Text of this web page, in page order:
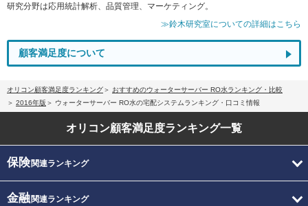
研究分野は応用統計解析、品質管理、マーケティング。
≫鈴木研究室についての詳細はこちら
顧客満足度について
オリコン顧客満足度ランキング
おすすめのウォーターサーバー RO水ランキング・比較
2016年版
ウォーターサーバー RO水の宅配システムランキング・口コミ情報
オリコン顧客満足度ランキング一覧
保険関連ランキング
金融関連ランキング